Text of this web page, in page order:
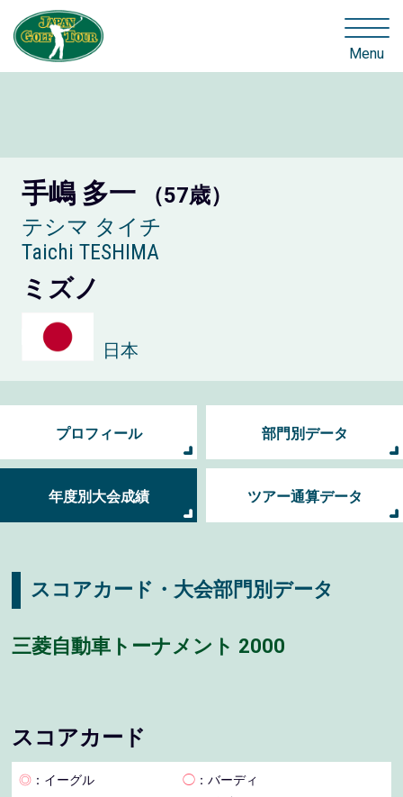
Menu
手嶋 多一
（57歳）
テシマ タイチ
Taichi TESHIMA
ミズノ
日本
プロフィール 部門別データ
年度別大会成績 ツアー通算データ
スコアカード・大会部門別データ
三菱自動車トーナメント 2000
スコアカード
◎ ：イーグル ◯ ：バーディ